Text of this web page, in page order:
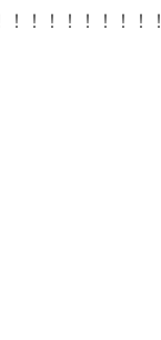
！！！！！！！